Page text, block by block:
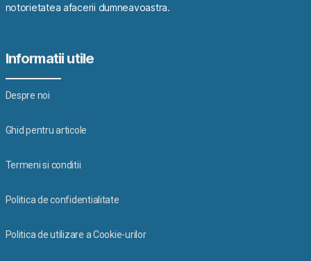
notorietatea afacerii dumneavoastra.
Informatii utile
Despre noi
Ghid pentru articole
Termeni si conditii
Politica de confidentialitate
Politica de utilizare a Cookie-urilor